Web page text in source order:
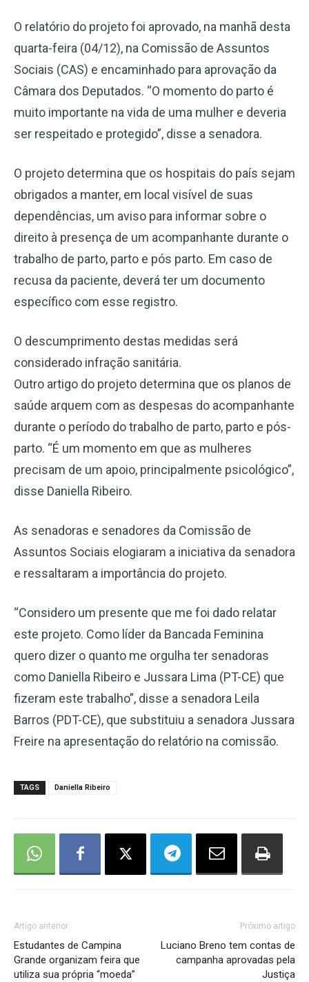
O relatório do projeto foi aprovado, na manhã desta
quarta-feira (04/12), na Comissão de Assuntos
Sociais (CAS) e encaminhado para aprovação da
Câmara dos Deputados. “O momento do parto é
muito importante na vida de uma mulher e deveria
ser respeitado e protegido”, disse a senadora.
O projeto determina que os hospitais do país sejam
obrigados a manter, em local visível de suas
dependências, um aviso para informar sobre o
direito à presença de um acompanhante durante o
trabalho de parto, parto e pós parto. Em caso de
recusa da paciente, deverá ter um documento
específico com esse registro.
O descumprimento destas medidas será
considerado infração sanitária.
Outro artigo do projeto determina que os planos de
saúde arquem com as despesas do acompanhante
durante o período do trabalho de parto, parto e pós-
parto. “É um momento em que as mulheres
precisam de um apoio, principalmente psicológico”,
disse Daniella Ribeiro.
As senadoras e senadores da Comissão de
Assuntos Sociais elogiaram a iniciativa da senadora
e ressaltaram a importância do projeto.
“Considero um presente que me foi dado relatar
este projeto. Como líder da Bancada Feminina
quero dizer o quanto me orgulha ter senadoras
como Daniella Ribeiro e Jussara Lima (PT-CE) que
fizeram este trabalho”, disse a senadora Leila
Barros (PDT-CE), que substituiu a senadora Jussara
Freire na apresentação do relatório na comissão.
TAGS Daniella Ribeiro
Artigo anterior
Estudantes de Campina
Grande organizam feira que
utiliza sua própria “moeda”
Próximo artigo
Luciano Breno tem contas de
campanha aprovadas pela
Justiça